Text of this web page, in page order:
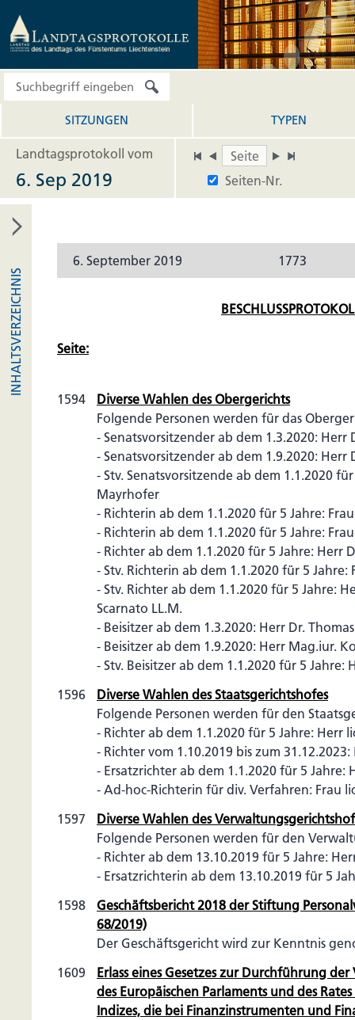
SITZUNGEN TYPEN
Landtagsprotokoll vom
Seiten-Nr.
6. Sep 2019
INHALTSVERZEICHNIS
6. September 2019 1773
Seite:
1594
Diverse Wahlen des Obergerichts
Folgende Personen werden für das
- Senatsvorsitzender ab dem 1.3.2020: Herr
- Senatsvorsitzender ab dem 1.9.2020:
- Stv. Senatsvorsitzende ab dem 1.1.2020
Mayrhofer
- Richterin ab dem 1.1.2020 für 5 Jahre:
- Richterin ab dem 1.1.2020 für 5 Jahre:
- Richter ab dem 1.1.2020 für 5 Jahre: Herr
- Stv. Richterin ab dem 1.1.2020 für 5 Jahre:
- Stv. Richter ab dem 1.1.2020 für 5 Jahre:
Scarnato LL.M.
- Beisitzer ab dem 1.3.2020: Herr Dr.
- Beisitzer ab dem 1.9.2020: Herr Mag.iur.
- Stv. Beisitzer ab dem 1.1.2020 für 5 Jahre:
1596
Diverse Wahlen des Staatsgerichtshofes
Folgende Personen werden für den
- Richter ab dem 1.1.2020 für 5 Jahre: Herr
- Richter vom 1.10.2019 bis zum
- Ersatzrichter ab dem 1.1.2020 für 5 Jahre:
- Ad-hoc-Richterin für div. Verfahren: Frau
1597
Diverse Wahlen des
Folgende Personen werden für den
- Richter ab dem 13.10.2019 für 5 Jahre:
- Ersatzrichterin ab dem 13.10.2019 für 5
1598
Geschäftsbericht 2018 der Stiftung
68/2019)
Der Geschäftsgericht wird zur Kenntnis
1609
Erlass eines Gesetzes zur Durchführung
des Europäischen Parlaments und des
Indizes, die bei Finanzinstrumenten und